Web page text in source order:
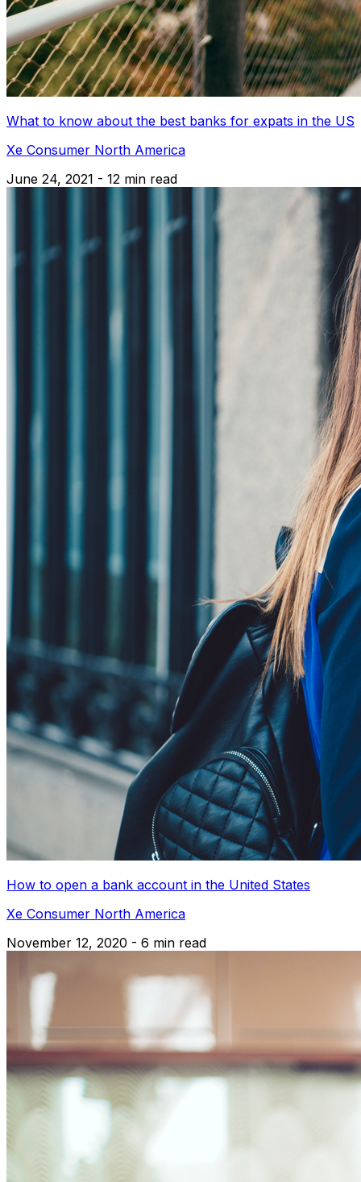
What to know about the best banks for expats in the US
Xe Consumer North America
June 24, 2021 - 12 min read
How to open a bank account in the United States
Xe Consumer North America
November 12, 2020 - 6 min read